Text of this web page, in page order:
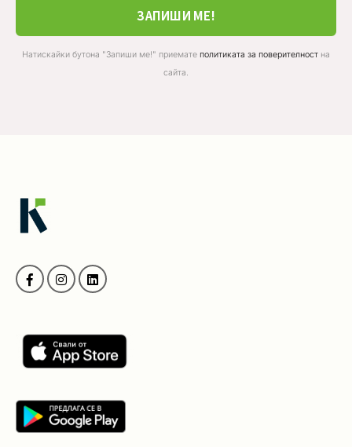
ЗАПИШИ МЕ!
Натискайки бутона "Запиши ме!" приемате политиката за поверителност на
сайта.